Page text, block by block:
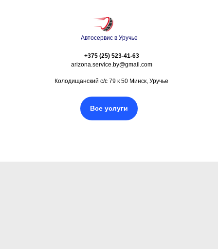
Автосервис в Уручье
+375 (25) 523-41-63
arizona.service.by@gmail.com
Колодищанский с/с 79 к 50 Минск, Уручье
Все услуги